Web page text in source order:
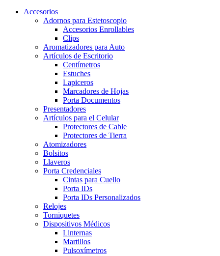
Accesorios
Adornos para Estetoscopio
Accesorios Enrollables
Clips
Aromatizadores para Auto
Artículos de Escritorio
Centímetros
Estuches
Lapiceros
Marcadores de Hojas
Porta Documentos
Presentadores
Artículos para el Celular
Protectores de Cable
Protectores de Tierra
Atomizadores
Bolsitos
Llaveros
Porta Credenciales
Cintas para Cuello
Porta IDs
Porta IDs Personalizados
Relojes
Torniquetes
Dispositivos Médicos
Linternas
Martillos
Pulsoxímetros